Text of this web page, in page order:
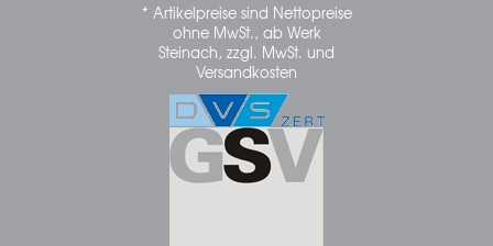
* Artikelpreise sind Nettopreise
ohne MwSt., ab Werk
Steinach, zzgl. MwSt. und
Versandkosten